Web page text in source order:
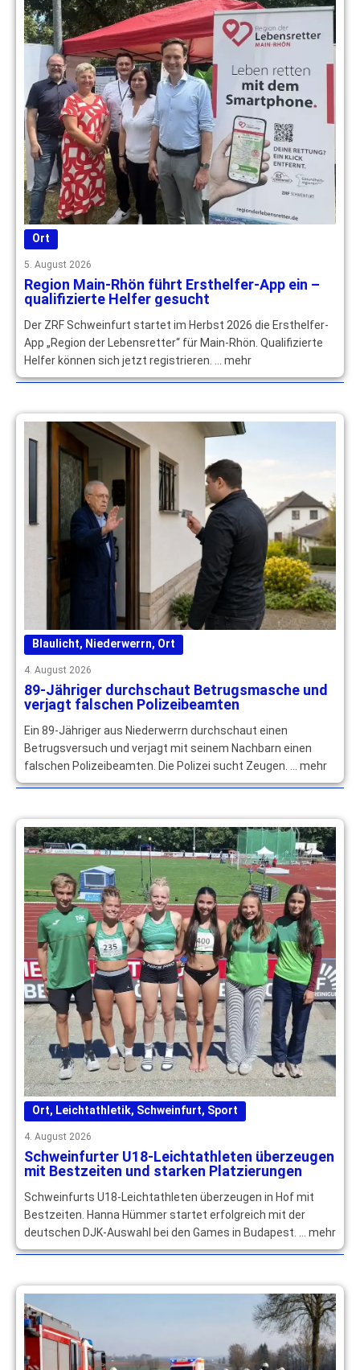
Ort
5. August 2026
Region Main-Rhön führt Ersthelfer-App ein –
qualifizierte Helfer gesucht
Der ZRF Schweinfurt startet im Herbst 2026 die Ersthelfer-
App „Region der Lebensretter“ für Main-Rhön. Qualifizierte
Helfer können sich jetzt registrieren. … mehr
Blaulicht, Niederwerrn, Ort
4. August 2026
89-Jähriger durchschaut Betrugsmasche und
verjagt falschen Polizeibeamten
Ein 89-Jähriger aus Niederwerrn durchschaut einen
Betrugsversuch und verjagt mit seinem Nachbarn einen
falschen Polizeibeamten. Die Polizei sucht Zeugen. … mehr
Ort, Leichtathletik, Schweinfurt, Sport
4. August 2026
Schweinfurter U18-Leichtathleten überzeugen
mit Bestzeiten und starken Platzierungen
Schweinfurts U18-Leichtathleten überzeugen in Hof mit
Bestzeiten. Hanna Hümmer startet erfolgreich mit der
deutschen DJK-Auswahl bei den Games in Budapest. … mehr